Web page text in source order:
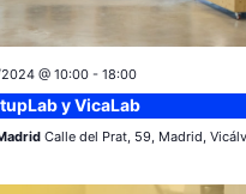
@ 10:00- 18:00
y VicaLab
Calle del Prat, 59, Madrid,